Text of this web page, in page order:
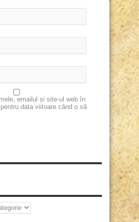
emailul și site-ul web în
data viitoare când o să